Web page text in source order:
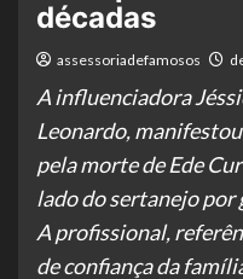
décadas
assessoriadefamosos
A influenciadora
Leonardo,
pela morte de Ede
lado do sertanejo por
A profissional,
de confiança da